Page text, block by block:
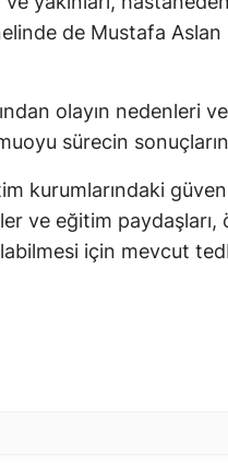
de Mustafa
olayın nedenleri
sürecin
kurumlarındaki
ve eğitim
için mevcut